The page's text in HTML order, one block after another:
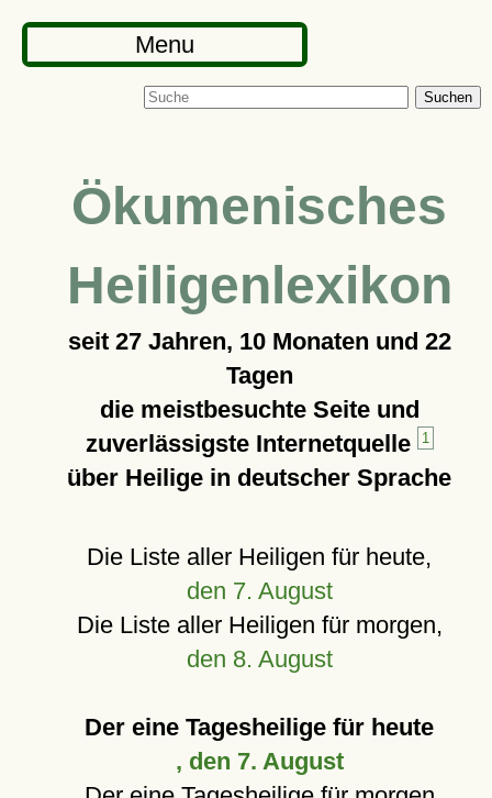
Menu
Suchen
Ökumenisches
Heiligenlexikon
seit 27 Jahren, 10 Monaten und 22
Tagen
die meistbesuchte Seite und
zuverlässigste Internetquelle
1
über Heilige in deutscher Sprache
Die Liste aller Heiligen für heute,
den 7. August
Die Liste aller Heiligen für morgen,
den 8. August
Der eine Tagesheilige für heute
, den 7. August